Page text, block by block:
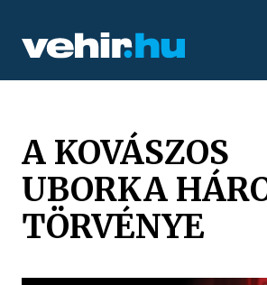
A KOVÁSZOS
UBORKA
TÖRVÉNYE